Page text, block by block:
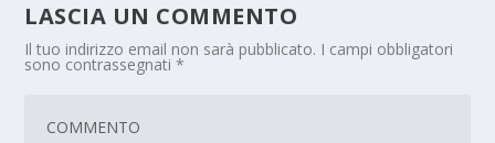
LASCIA UN COMMENTO
Il tuo indirizzo email non sarà pubblicato. I campi obbligatori
sono contrassegnati*